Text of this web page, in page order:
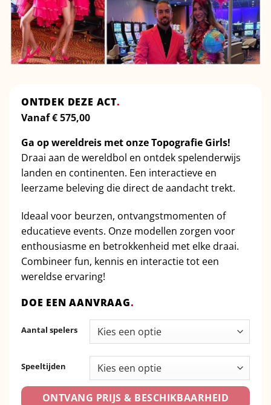
ONTDEK DEZE ACT.
Vanaf€575,00
Ga op wereldreis met onze Topografie Girls!
Draai aan de wereldbol en ontdek spelenderwijs
landen en continenten. Een interactieve en
leerzame beleving die direct de aandacht trekt.
Ideaal voor beurzen, ontvangstmomenten of
educatieve events. Onze modellen zorgen voor
enthousiasme en betrokkenheid met elke draai.
Combineer fun, kennis en interactie tot een
wereldse ervaring!
DOE EEN AANVRAAG.
Aantal spelers
Speeltijden
ONTVANG PRIJS & BESCHIKBAARHEID